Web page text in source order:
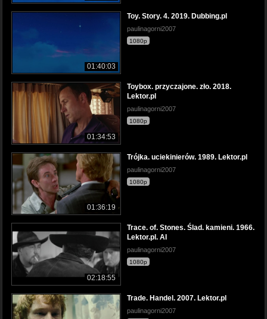
01:40:03
Toy. Story. 4. 2019. Dubbing.pl
paulinagorni2007
1080p
01:34:53
Toybox. przyczajone. zło. 2018.
Lektor.pl
paulinagorni2007
1080p
01:36:19
Trójka. uciekinierów. 1989. Lektor.pl
paulinagorni2007
1080p
02:18:55
Trace. of. Stones. Ślad. kamieni. 1966.
Lektor.pl. AI
paulinagorni2007
1080p
Trade. Handel. 2007. Lektor.pl
paulinagorni2007